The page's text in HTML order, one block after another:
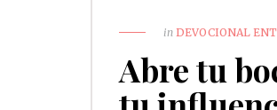
in DEVOCIONAL
Abre tu